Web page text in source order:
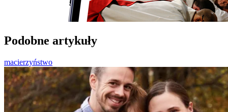
Podobne artykuły
macierzyństwo